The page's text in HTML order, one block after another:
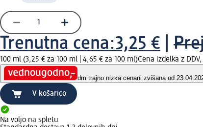
Trenutna cena:3,25 €
100 ml (3,25 € za 100 ml | 4,65 € za 100 ml)Cena izdelka z
dm trajno nizka cenani zvišana od
V košarico
Na voljo na spletu